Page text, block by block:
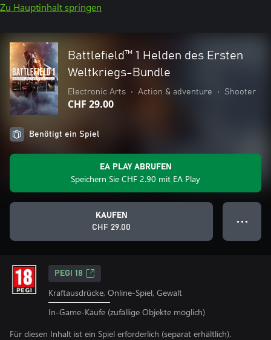
Zu Hauptinhalt springen
Battlefield™ 1 Helden des Ersten
Weltkriegs-Bundle
Electronic Arts • Action & adventure • Shooter
CHF 29.00
Benötigt ein Spiel
EA PLAY ABRUFEN
Speichern Sie CHF 2.90 mit EA Play
KAUFEN
CHF 29.00
● ● ●
PEGI 18
Kraftausdrücke, Online-Spiel, Gewalt
In-Game-Käufe (zufällige Objekte möglich)
Für diesen Inhalt ist ein Spiel erforderlich (separat erhältlich).